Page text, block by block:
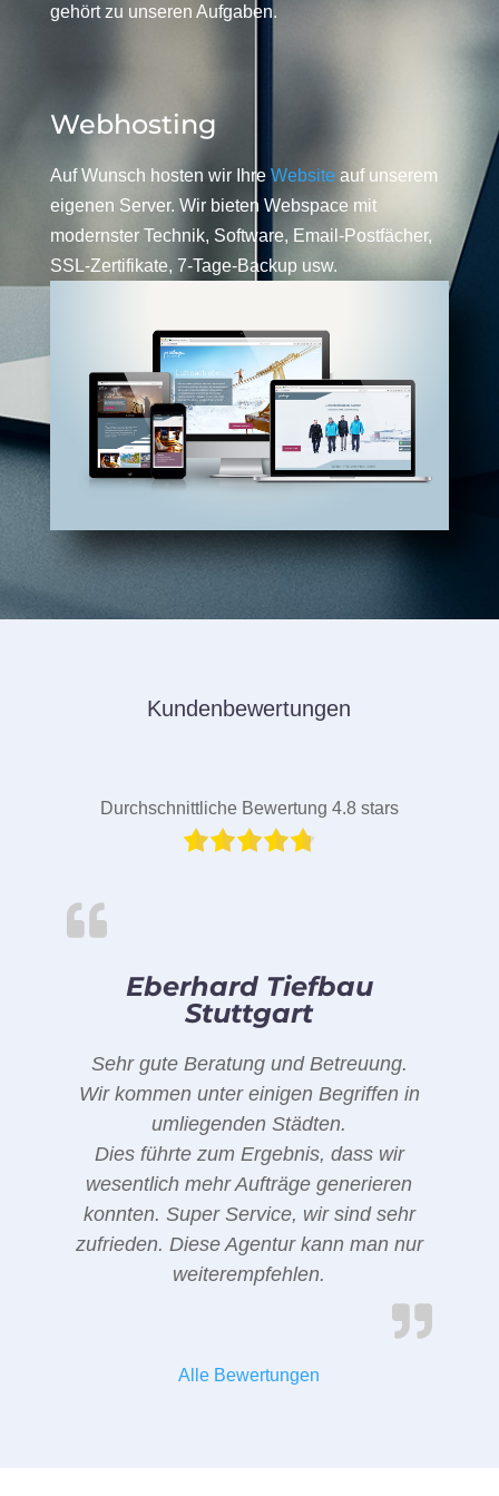
gehört zu unseren Aufgaben.
Webhosting
Auf Wunsch hosten wir Ihre Website auf unserem
eigenen Server. Wir bieten Webspace mit
modernster Technik, Software, Email-Postfächer,
SSL-Zertifikate, 7-Tage-Backup usw.
Kundenbewertungen
Durchschnittliche Bewertung 4.8 stars
Eberhard Tiefbau
Stuttgart
Sehr gute Beratung und Betreuung.
Wir kommen unter einigen Begriffen in
umliegenden Städten.
Dies führte zum Ergebnis, dass wir
wesentlich mehr Aufträge generieren
konnten. Super Service, wir sind sehr
zufrieden. Diese Agentur kann man nur
weiterempfehlen.
Alle Bewertungen